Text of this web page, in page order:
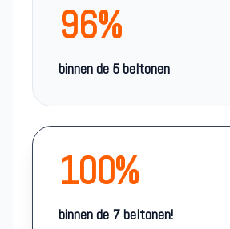
96%
binnen de 5 beltonen
100%
binnen de 7 beltonen!